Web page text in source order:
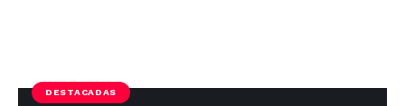
DESTACADAS